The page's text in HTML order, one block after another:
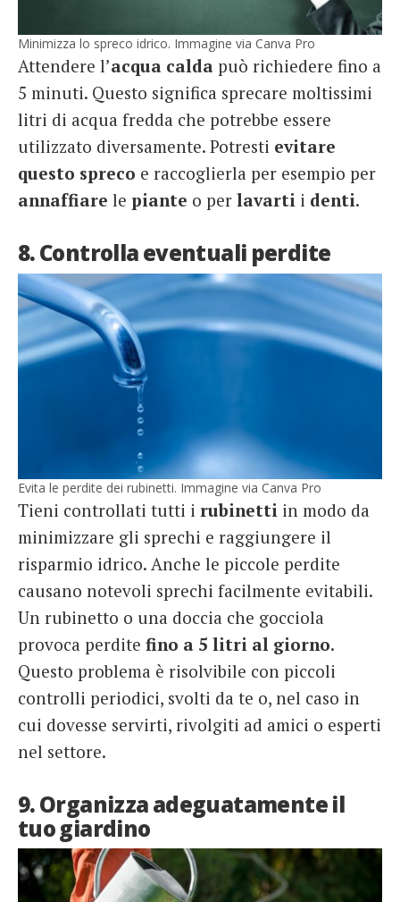
Minimizza lo spreco idrico. Immagine via Canva Pro
Attendere l’acqua calda può richiedere fino a
5 minuti. Questo significa sprecare moltissimi
litri di acqua fredda che potrebbe essere
utilizzato diversamente. Potresti evitare
questo spreco e raccoglierla per esempio per
annaffiare le piante o per lavarti i denti.
8. Controlla eventuali perdite
Evita le perdite dei rubinetti. Immagine via Canva Pro
Tieni controllati tutti i rubinetti in modo da
minimizzare gli sprechi e raggiungere il
risparmio idrico. Anche le piccole perdite
causano notevoli sprechi facilmente evitabili.
Un rubinetto o una doccia che gocciola
provoca perdite fino a 5 litri al giorno.
Questo problema è risolvibile con piccoli
controlli periodici, svolti da te o, nel caso in
cui dovesse servirti, rivolgiti ad amici o esperti
nel settore.
9. Organizza adeguatamente il
tuo giardino